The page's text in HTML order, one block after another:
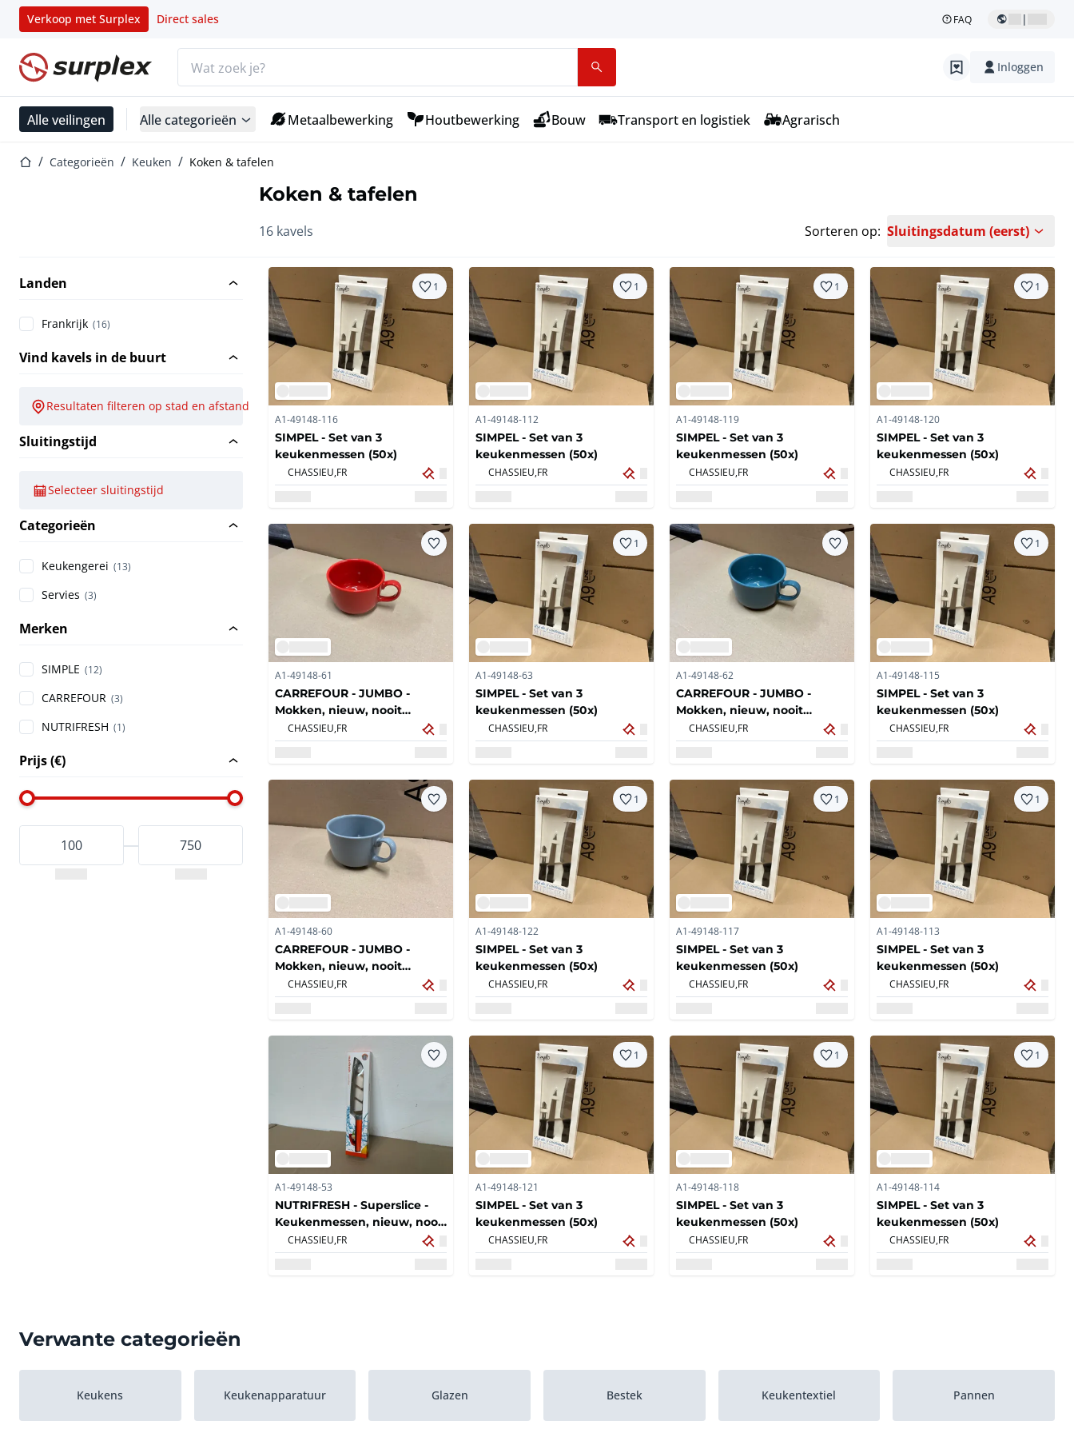
Verkoop met Surplex Direct sales FAQ |
Startpagina Inloggen
Alle veilingen Alle categorieën Metaalbewerking Houtbewerking Bouw Transport en logistiek Agrarisch
StartpaginaCategorieën Keuken Koken & tafelen
Koken & tafelen
16 kavels Sorteren op: Sluitingsdatum (eerst)
Landen
Frankrijk (16)
Vind kavels in de buurt
Resultaten filteren op stad en afstand
Sluitingstijd
Selecteer sluitingstijd
Categorieën
Keukengerei (13)
Servies (3)
Merken
SIMPLE (12)
CARREFOUR (3)
NUTRIFRESH (1)
Prijs (€)
1
A1-49148-116
SIMPEL - Set van 3
keukenmessen (50x)
CHASSIEU, FR
1
A1-49148-112
SIMPEL - Set van 3
keukenmessen (50x)
CHASSIEU, FR
1
A1-49148-119
SIMPEL - Set van 3
keukenmessen (50x)
CHASSIEU, FR
1
A1-49148-120
SIMPEL - Set van 3
keukenmessen (50x)
CHASSIEU, FR
A1-49148-61
CARREFOUR - JUMBO -
Mokken, nieuw, nooit
gebruikt (16x)
CHASSIEU, FR
1
A1-49148-63
SIMPEL - Set van 3
keukenmessen (50x)
CHASSIEU, FR
A1-49148-62
CARREFOUR - JUMBO -
Mokken, nieuw, nooit
gebruikt (16x)
CHASSIEU, FR
1
A1-49148-115
SIMPEL - Set van 3
keukenmessen (50x)
CHASSIEU, FR
A1-49148-60
CARREFOUR - JUMBO -
Mokken, nieuw, nooit
gebruikt (16x)
CHASSIEU, FR
1
A1-49148-122
SIMPEL - Set van 3
keukenmessen (50x)
CHASSIEU, FR
1
A1-49148-117
SIMPEL - Set van 3
keukenmessen (50x)
CHASSIEU, FR
1
A1-49148-113
SIMPEL - Set van 3
keukenmessen (50x)
CHASSIEU, FR
A1-49148-53
NUTRIFRESH - Superslice -
Keukenmessen, nieuw, nooit
gebruikt (150x)
CHASSIEU,FR
1
A1-49148-121
SIMPEL - Set van 3
keukenmessen (50x)
CHASSIEU,FR
1
A1-49148-118
SIMPEL - Set van 3
keukenmessen (50x)
CHASSIEU,FR
1
A1-49148-114
SIMPEL - Set van 3
keukenmessen (50x)
CHASSIEU,FR
Verwante categorieën
Keukens Keukenapparatuur Glazen Bestek Keukentextiel Pannen